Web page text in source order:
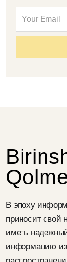
В эпоху
приносит свой
иметь
информацию из